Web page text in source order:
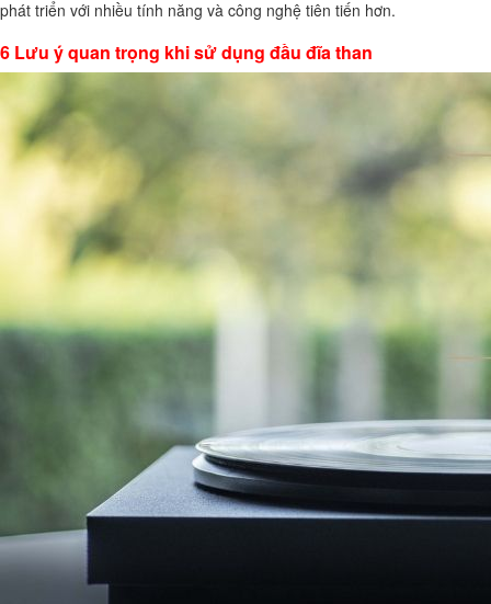
phát triển với nhiều tính năng và công nghệ tiên tiến hơn.
6 Lưu ý quan trọng khi sử dụng đầu đĩa than